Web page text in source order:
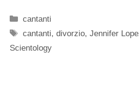
Categorie
cantanti
Tag
cantanti,divorzio,Jennifer
Scientology